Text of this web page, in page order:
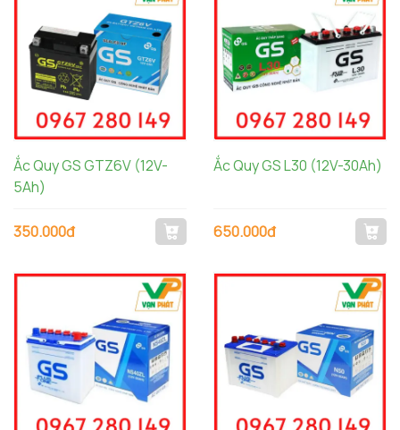
Ắc Quy GS GTZ6V (12V-
5Ah)
350.000đ
Ắc Quy GS L30 (12V-30Ah)
650.000đ